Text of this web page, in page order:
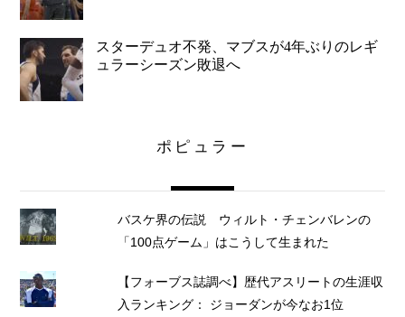
スターデュオ不発、マブスが4年ぶりのレギ
ュラーシーズン敗退へ
ポピュラー
バスケ界の伝説 ウィルト・チェンバレンの
「100点ゲーム」はこうして生まれた
【フォーブス誌調べ】歴代アスリートの生涯収
入ランキング： ジョーダンが今なお1位